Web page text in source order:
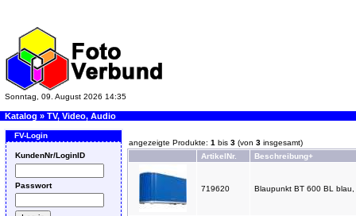
Sonntag, 09. August 2026 14:35
Katalog » TV, Video, Audio
FV-Login
KundenNr/LoginID
Passwort
angezeigte Produkte: 1 bis 3 (von 3 insgesamt)
ArtikelNr.
Beschreibung+
719620 Blaupunkt BT 600 BL